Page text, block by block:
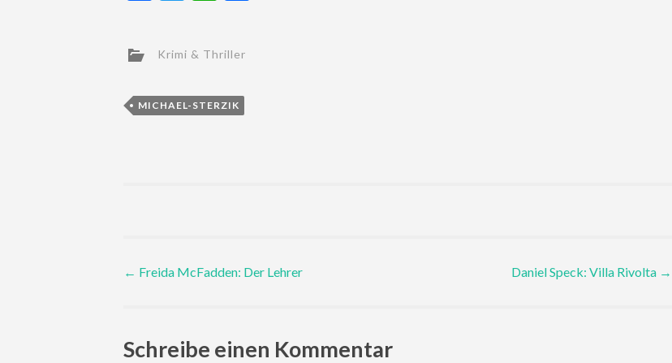
Krimi & Thriller
MICHAEL-STERZIK
Post
← Freida McFadden: Der Lehrer Daniel Speck: Villa Rivolta →
Schreibe einen Kommentar